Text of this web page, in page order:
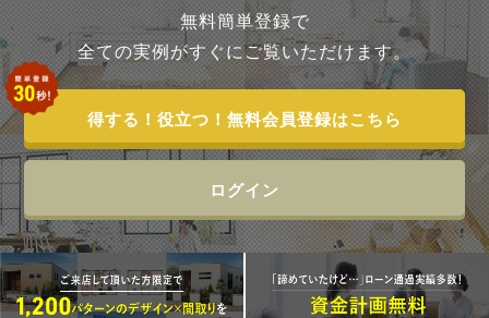
無料簡単登録で
全ての実例がすぐにご覧いただけます。
得する！役立つ！無料会員登録はこちら
ログイン